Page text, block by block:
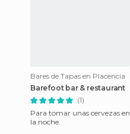
Bares de Tapas en Placencia
Barefoot bar & restaurant
(1)
Para tomar unas cervezas en
la noche.